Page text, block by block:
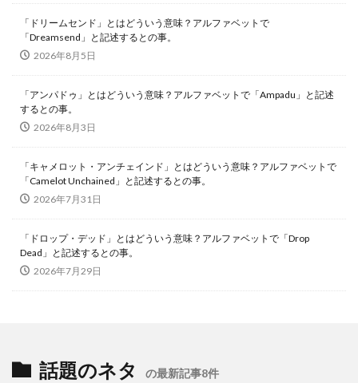
「ドリームセンド」とはどういう意味？アルファベットで
「Dreamsend」と記述するとの事。
2026年8月5日
「アンパドゥ」とはどういう意味？アルファベットで「Ampadu」と記述
するとの事。
2026年8月3日
「キャメロット・アンチェインド」とはどういう意味？アルファベットで
「Camelot Unchained」と記述するとの事。
2026年7月31日
「ドロップ・デッド」とはどういう意味？アルファベットで「Drop
Dead」と記述するとの事。
2026年7月29日
話題のネタ の最新記事8件